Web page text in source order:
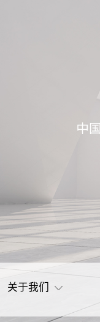
关于我们